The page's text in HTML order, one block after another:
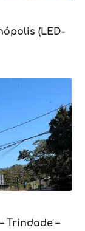
(LED-
Trindade –